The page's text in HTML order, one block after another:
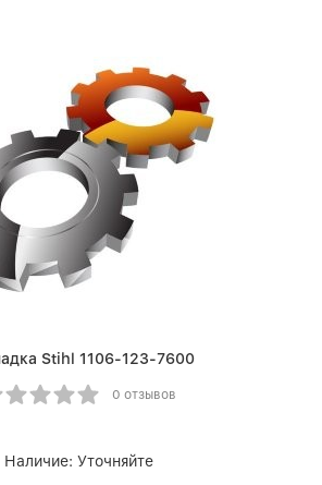
Stihl 1106-123-7600
0 отзывов
Наличие: Уточняйте